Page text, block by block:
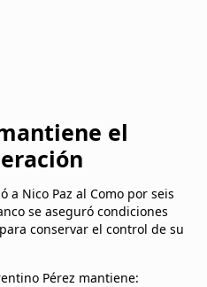
el
a Nico Paz al Como por seis
se aseguró condiciones
conservar el control de su
Pérez mantiene: